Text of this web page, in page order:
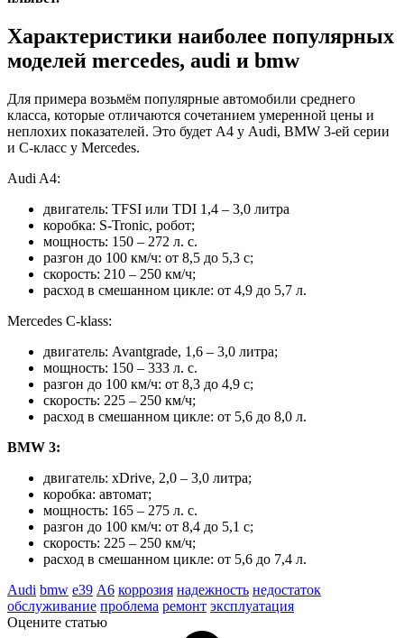
Характеристики наиболее популярных
моделей mercedes, audi и bmw
Для примера возьмём популярные автомобили среднего
класса, которые отличаются сочетанием умеренной цены и
неплохих показателей. Это будет A4 у Audi, BMW 3-ей серии
и C-класс у Mercedes.
Аudi A4:
двигатель: TFSI или TDI 1,4 – 3,0 литра
коробка: S-Tronic, робот;
мощность: 150 – 272 л. с.
разгон до 100 км/ч: от 8,5 до 5,3 с;
скорость: 210 – 250 км/ч;
расход в смешанном цикле: от 4,9 до 5,7 л.
Mercedes C-klass:
двигатель: Avantgrade, 1,6 – 3,0 литра;
мощность: 150 – 333 л. с.
разгон до 100 км/ч: от 8,3 до 4,9 с;
скорость: 225 – 250 км/ч;
расход в смешанном цикле: от 5,6 до 8,0 л.
BMW 3:
двигатель: xDrive, 2,0 – 3,0 литра;
коробка: автомат;
мощность: 165 – 275 л. с.
разгон до 100 км/ч: от 8,4 до 5,1 с;
скорость: 225 – 250 км/ч;
расход в смешанном цикле: от 5,6 до 7,4 л.
Audi bmw e39 А6 коррозия надежность недостаток
обслуживание проблема ремонт эксплуатация
Оцените статью